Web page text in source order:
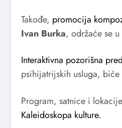
Takođe, promocija
Ivan Burka, održaće se
Interaktivna pozorišna
psihijatrijskih usluga, biće
Program, satnice i
Kaleidoskopa kulture.